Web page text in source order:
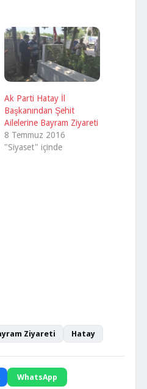
Ak Parti Hatay İl
Başkanından Şehit
Ailelerine Bayram Ziyareti
8 Temmuz 2016
"Siyaset" içinde
Ziyareti Hatay
WhatsApp